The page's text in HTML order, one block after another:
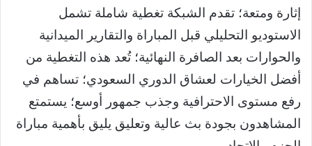
إثارة ومتعة؛ تقدم الشبكة تغطية شاملة تشمل
الاستوديو التحليلي قبل المباراة والتقارير الميدانية
والحوارات بعد الصافرة النهائية؛ تُعد هذه التغطية من
أفضل الخيارات لعشاق الدوري السعودي؛ تساهم في
رفع مستوى الاحترافية وجذب جمهور أوسع؛ يستمتع
المشاهدون بجودة بث عالية وتعليق يليق بأهمية مباراة